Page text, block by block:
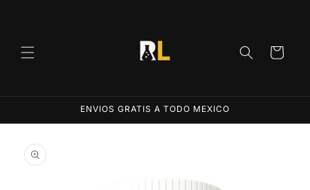
Carrito
ENVIOS GRATIS A TODO MEXICO
Ir
información